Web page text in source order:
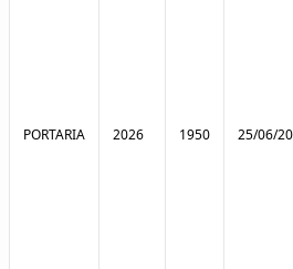
PORTARIA 2026 1950 25/06/